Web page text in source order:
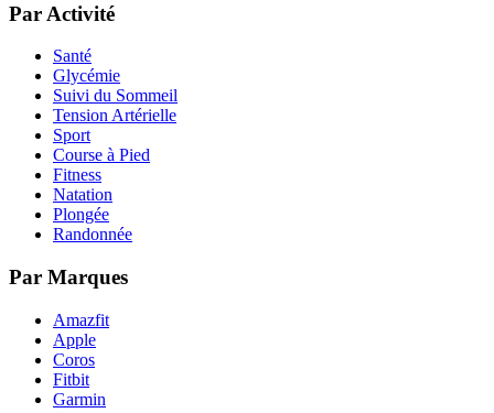
Par Activité
Santé
Glycémie
Suivi du Sommeil
Tension Artérielle
Sport
Course à Pied
Fitness
Natation
Plongée
Randonnée
Par Marques
Amazfit
Apple
Coros
Fitbit
Garmin